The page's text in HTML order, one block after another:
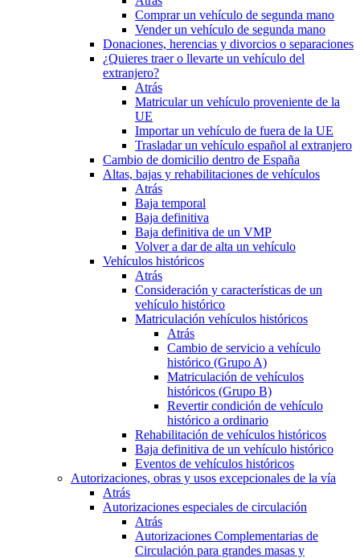
Comprar un vehículo de segunda mano
Vender un vehículo de segunda mano
Donaciones, herencias y divorcios o separaciones
¿Quieres traer o llevarte un vehículo del
extranjero?
Atrás
Matricular un vehículo proveniente de la
UE
Importar un vehículo de fuera de la UE
Trasladar un vehículo español al extranjero
Cambio de domicilio dentro de España
Altas, bajas y rehabilitaciones de vehículos
Atrás
Baja temporal
Baja definitiva
Baja definitiva de un VMP
Volver a dar de alta un vehículo
Vehículos históricos
Atrás
Consideración y características de un
vehículo histórico
Matriculación vehículos históricos
Atrás
Cambio de servicio a vehículo
histórico (Grupo A)
Matriculación de vehículos
históricos (Grupo B)
Revertir condición de vehículo
histórico a ordinario
Rehabilitación de vehículos históricos
Baja definitiva de un vehículo histórico
Eventos de vehículos históricos
Autorizaciones, obras y usos excepcionales de la vía
Atrás
Autorizaciones especiales de circulación
Atrás
Autorizaciones Complementarias de
Circulación para grandes masas y